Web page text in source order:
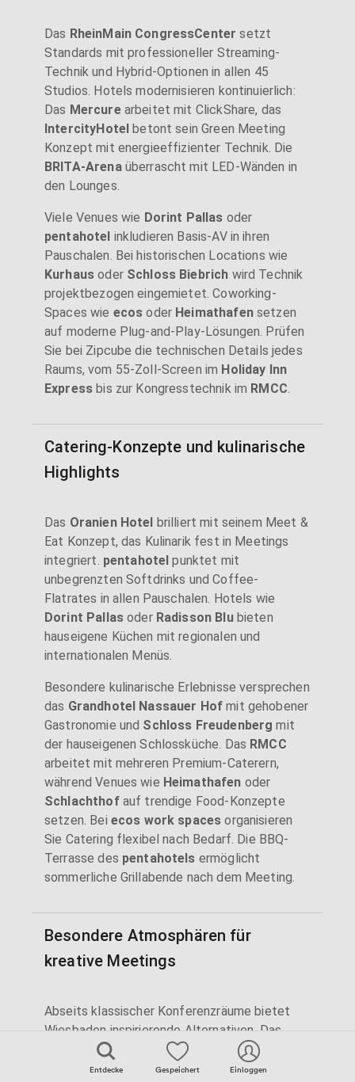
Entdecke Gespeichert Einloggen
Das RheinMain CongressCenter setzt
Standards mit professioneller Streaming-
Technik und Hybrid-Optionen in allen 45
Studios. Hotels modernisieren kontinuierlich:
Das Mercurearbeitet mit ClickShare, das
IntercityHotel betont sein Green Meeting
Konzept mit energieeffizienter Technik. Die
BRITA-Arenaüberrascht mit LED-Wänden in
den Lounges.
Viele Venues wie Dorint Pallas oder
pentahotel inkludieren Basis-AV in ihren
Pauschalen. Bei historischen Locations wie
Kurhaus oder Schloss Biebrich wird Technik
projektbezogen eingemietet. Coworking-
Spaces wie ecos oder Heimathafensetzen
auf moderne Plug-and-Play-Lösungen. Prüfen
Sie bei Zipcube die technischen Details jedes
Raums, vom 55-Zoll-Screen im Holiday Inn
Express bis zur Kongresstechnik im RMCC
Catering-Konzepte und kulinarische
Highlights
Das Oranien Hotel brilliert mit seinem Meet &
Eat Konzept, das Kulinarik fest in Meetings
integriert. pentahotel punktet mit
unbegrenzten Softdrinks und Coffee-
Flatrates in allen Pauschalen. Hotels wie
Dorint Pallasoder Radisson Blubieten
hauseigene Küchen mit regionalen und
internationalen Menüs.
Besondere kulinarische Erlebnisse versprechen
das Grandhotel Nassauer Hof mit gehobener
Gastronomie und Schloss Freudenberg mit
der hauseigenen Schlossküche. Das RMCC
arbeitet mit mehreren Premium-Caterern,
während Venues wie Heimathafen oder
Schlachthofauf trendige Food-Konzepte
setzen. Bei ecos work spaces organisieren
Sie Catering flexibel nach Bedarf. Die BBQ-
Terrasse des pentahotels ermöglicht
sommerliche Grillabende nach dem Meeting.
Besondere Atmosphären für
kreative Meetings
Abseits klassischer Konferenzräume bietet
Wiesbaden inspirierende Alternativen. Das
Heimathafen
im ehemaligen Gerichtsgebäude
schafft mit seinen historischen Gerichtssälen